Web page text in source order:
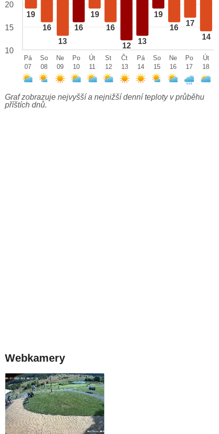
19
16
13
16
19
16
12
13
19
16
17
14
20
15
10
Pá
07
So
08
Ne
09
Po
10
Út
11
St
12
Čt
13
Pá
14
So
15
Ne
16
Po
17
Út
18
Graf zobrazuje nejvyšší a nejnižší denní teploty v průběhu
příštích dnů.
Webkamery